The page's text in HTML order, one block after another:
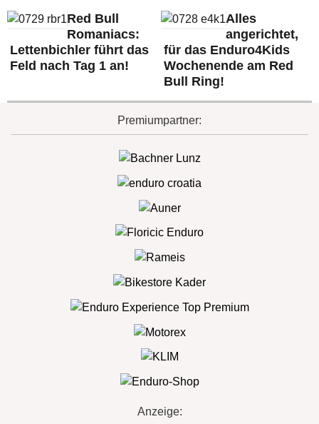
Red Bull
Romaniacs:
Lettenbichler führt das
Feld nach Tag 1 an!
Alles
angerichtet,
für das Enduro4Kids
Wochenende am Red
Bull Ring!
Premiumpartner:
Anzeige: